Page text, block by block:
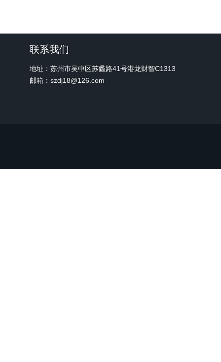
联系我们
地址：苏州市吴中区苏蠡路41号港龙财智C1313
邮箱：szdj18@126.com